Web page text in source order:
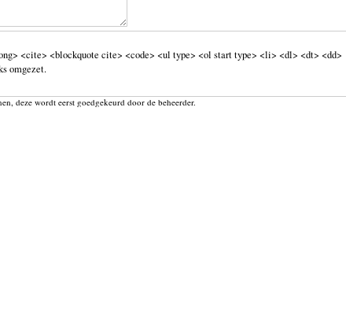
<cite> <blockquote cite> <code> <ul type> <ol start type> <li> <dl> <dt> <dd>
omgezet.
deze wordt eerst goedgekeurd door de beheerder.